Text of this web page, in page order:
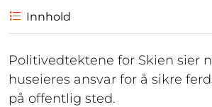
Innhold
Politivedtektene for Skien sier
huseieres ansvar for å sikre
på offentlig sted.